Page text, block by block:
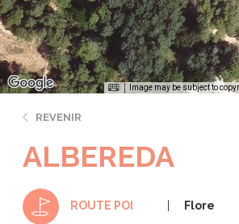
Image may be subject to
REVENIR
ALBEREDA
ROUTE POI Flore